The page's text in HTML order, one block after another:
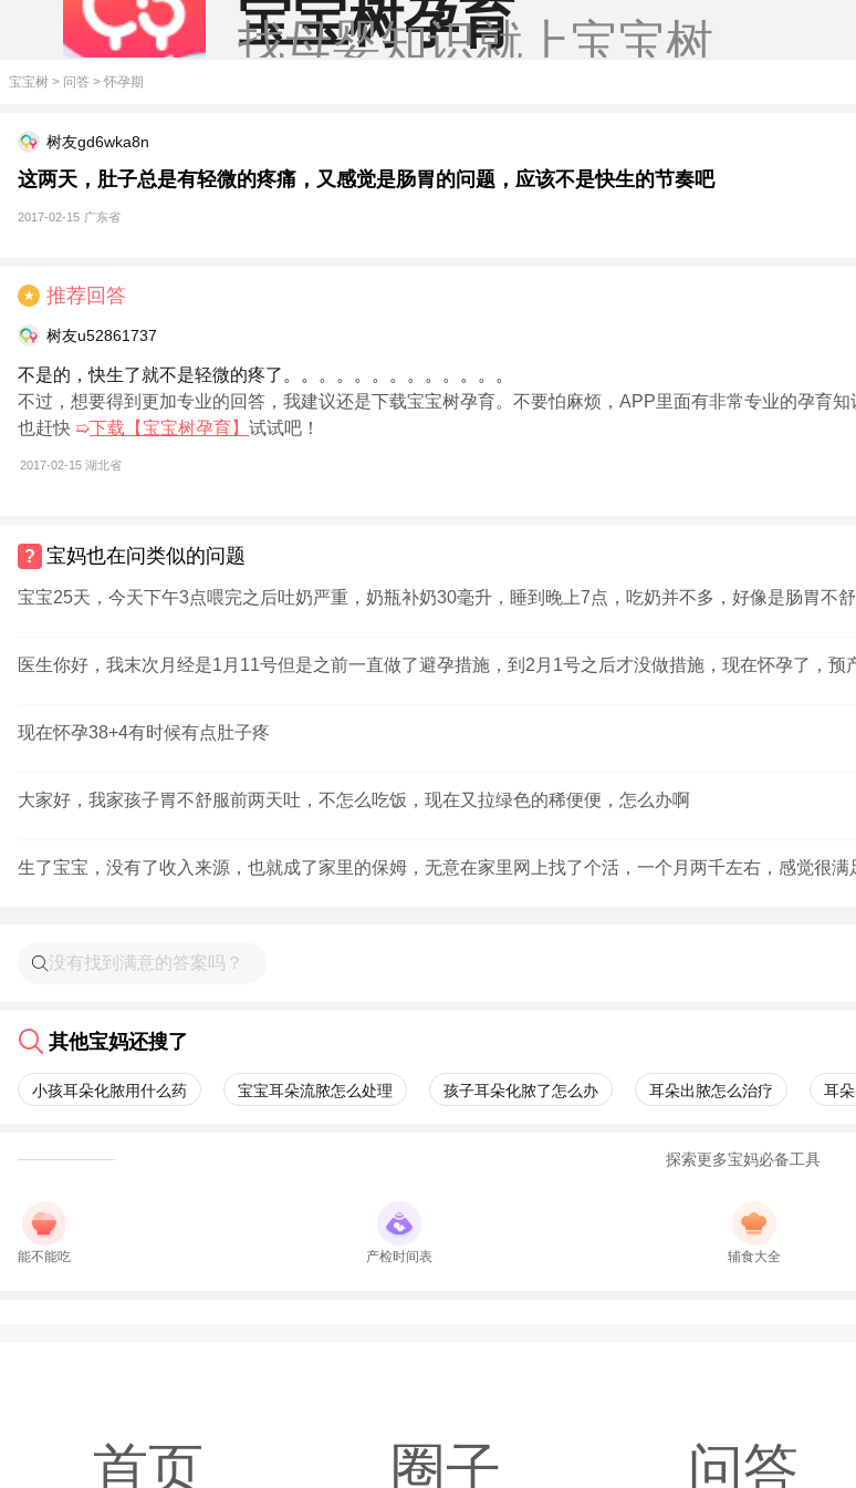
宝宝树孕育
找母婴知识就上宝宝树
宝宝树 > 问答 > 怀孕期
树友gd6wka8n
这两天，肚子总是有轻微的疼痛，又感觉是肠胃的问题，应该不是快生的节奏吧
2017-02-15 广东省
★ 推荐回答
树友u52861737
不是的，快生了就不是轻微的疼了。。。。。。。。。。。。。
不过，想要得到更加专业的回答，我建议还是下载宝宝树孕育。不要怕麻烦，APP里面有非常专业的孕育
也赶快 ➯下载【宝宝树孕育】 试试吧！
2017-02-15 湖北省
宝妈也在问类似的问题
宝宝25天，今天下午3点喂完之后吐奶严重，奶瓶补奶30毫升，睡到晚上7点，吃奶并不多，好像是肠胃不
医生你好，我末次月经是1月11号但是之前一直做了避孕措施，到2月1号之后才没做措施，现在怀孕了，预
现在怀孕38+4有时候有点肚子疼
大家好，我家孩子胃不舒服前两天吐，不怎么吃饭，现在又拉绿色的稀便便，怎么办啊
生了宝宝，没有了收入来源，也就成了家里的保姆，无意在家里网上找了个活，一个月两千左右，感觉很
其他宝妈还搜了
小孩耳朵化脓用什么药 宝宝耳朵流脓怎么处理 孩子耳朵化脓了怎么办 耳朵出脓怎么治疗 耳
探索更多宝妈必备工具
能不能吃 产检时间表 辅食大全
首页 圈子 问答